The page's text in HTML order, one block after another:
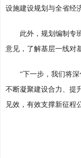
设施建设规划与全省经
此外，规划编制专
意见，了解基层一线对
“下一步，我们将
不断凝聚建设合力、提
见效，有效支撑新征程